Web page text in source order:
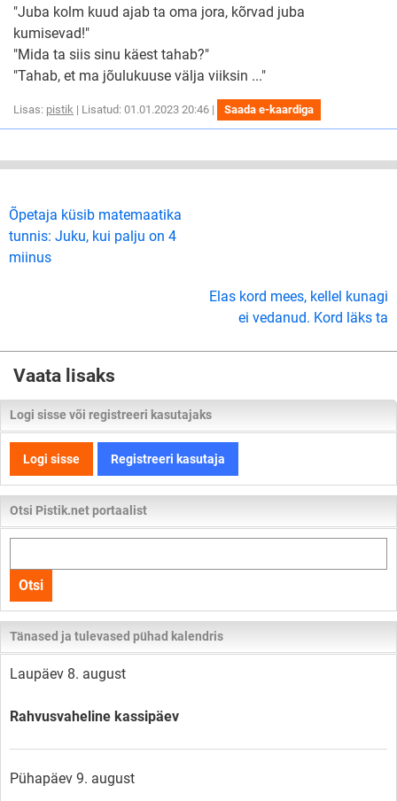
"Juba kolm kuud ajab ta oma jora, kõrvad juba
kumisevad!"
"Mida ta siis sinu käest tahab?"
"Tahab, et ma jõulukuuse välja viiksin ..."
Lisas: pistik | Lisatud: 01.01.2023 20:46 | Saada e-kaardiga
Õpetaja küsib matemaatika
tunnis: Juku, kui palju on 4
miinus
Elas kord mees, kellel kunagi
ei vedanud. Kord läks ta
Vaata lisaks
Logi sisse või registreeri kasutajaks
Logi sisse Registreeri kasutaja
Otsi Pistik.net portaalist
kogu
lehelt
Otsi
Tänased ja tulevased pühad kalendris
Laupäev 8. august
Rahvusvaheline kassipäev
Pühapäev 9. august